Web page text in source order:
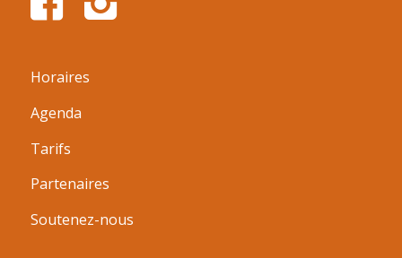
Horaires
Agenda
Tarifs
Partenaires
Soutenez-nous